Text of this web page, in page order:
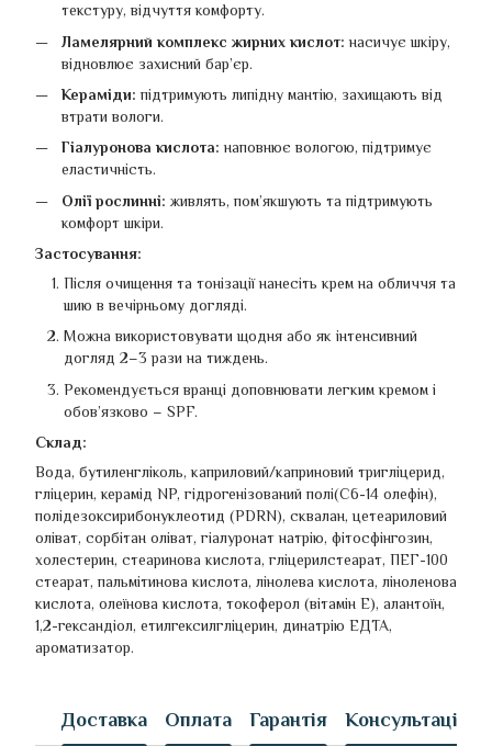
текстуру, відчуття комфорту.
Ламелярний комплекс жирних кислот:насичує шкіру,
відновлює захисний бар’єр.
Кераміди: підтримують липідну мантію, захищають від
втрати вологи.
Гіалуронова кислота:наповнює вологою, підтримує
еластичність.
Олії рослинні: живлять, пом’якшують та підтримують
комфорт шкіри.
Застосування:
Після очищення та тонізації нанесіть крем на обличчя та
шию в вечірньому догляді.
Можна використовувати щодня або як інтенсивний
догляд 2–3 рази на тиждень.
Рекомендується вранці доповнювати легким кремом і
обов’язково – SPF.
Склад:
Вода, бутиленгліколь, каприловий/каприновий тригліцерид,
гліцерин, керамід NP, гідрогенізований полі(C6-14 олефін),
полідезоксирибонуклеотид (PDRN), сквалан, цетеариловий
оліват, сорбітан оліват, гіалуронат натрію, фітосфінгозин,
холестерин, стеаринова кислота, гліцерилстеарат, ПЕГ-100
стеарат, пальмітинова кислота, лінолева кислота, ліноленова
кислота, олеїнова кислота, токоферол (вітамін Е), алантоїн,
1,2-гександіол, етилгексилгліцерин, динатрію ЕДТА,
ароматизатор.
Доставка Оплата Гарантія Консультація